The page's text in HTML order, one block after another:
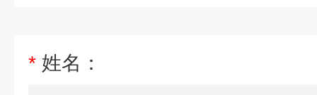
* 姓名：